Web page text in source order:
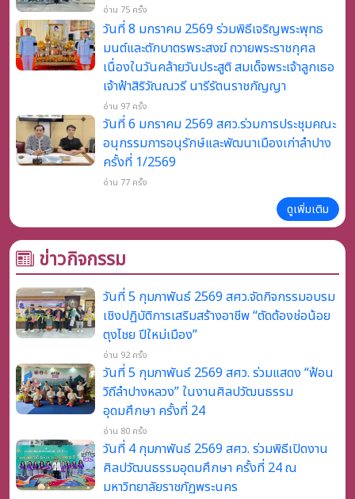
อ่าน 75 ครั้ง
วันที่ 8 มกราคม 2569 ร่วมพิธีเจริญพระพุทธ
มนต์และตักบาตรพระสงฆ์ ถวายพระราชกุศล
เนื่องในวันคล้ายวันประสูติ สมเด็จพระเจ้าลูกเธอ
เจ้าฟ้าสิริวัณณวรี นารีรัตนราชกัญญา
อ่าน 97 ครั้ง
วันที่ 6 มกราคม 2569 สศว.ร่วมการประชุมคณะ
อนุกรรมการอนุรักษ์และพัฒนาเมืองเก่าลำปาง
ครั้งที่ 1/2569
อ่าน 77 ครั้ง
ดูเพิ่มเติม
ข่าวกิจกรรม
วันที่ 5 กุมภาพันธ์ 2569 สศว.จัดกิจกรรมอบรม
เชิงปฏิบัติการเสริมสร้างอาชีพ “ตัดต้องช่อน้อย
ตุงไชย ปีใหม่เมือง”
อ่าน 92 ครั้ง
วันที่ 5 กุมภาพันธ์ 2569 สศว. ร่วมแสดง “ฟ้อน
วิถีลำปางหลวง” ในงานศิลปวัฒนธรรม
อุดมศึกษา ครั้งที่ 24
อ่าน 80 ครั้ง
วันที่ 4 กุมภาพันธ์ 2569 สศว. ร่วมพิธีเปิดงาน
ศิลปวัฒนธรรมอุดมศึกษา ครั้งที่ 24 ณ
มหาวิทยาลัยราชภัฏพระนคร